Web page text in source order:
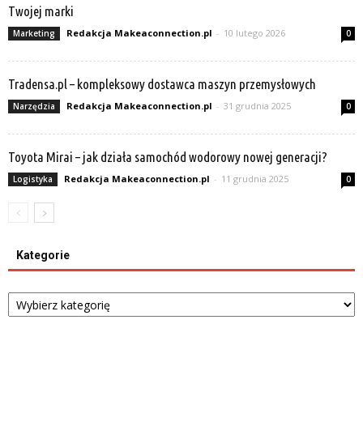
Twojej marki
Marketing Redakcja Makeaconnection.pl - 10 lutego 2026 0
Tradensa.pl – kompleksowy dostawca maszyn przemysłowych
Narzędzia Redakcja Makeaconnection.pl - 31 grudnia 2025 0
Toyota Mirai – jak działa samochód wodorowy nowej generacji?
Logistyka Redakcja Makeaconnection.pl - 11 grudnia 2025 0
Kategorie
Kategorie